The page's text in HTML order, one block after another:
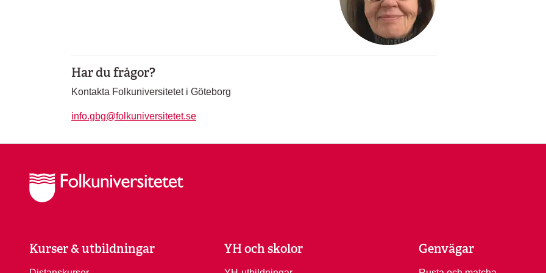
Har du frågor?
Kontakta Folkuniversitetet i Göteborg
info.gbg@folkuniversitetet.se
Kurser & utbildningar YH och skolor Genvägar